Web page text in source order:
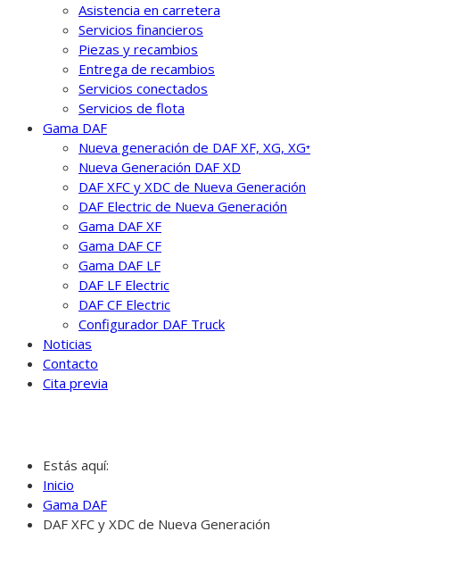
Asistencia en carretera
Servicios financieros
Piezas y recambios
Entrega de recambios
Servicios conectados
Servicios de flota
Gama DAF
Nueva generación de DAF XF, XG, XG⁺
Nueva Generación DAF XD
DAF XFC y XDC de Nueva Generación
DAF Electric de Nueva Generación
Gama DAF XF
Gama DAF CF
Gama DAF LF
DAF LF Electric
DAF CF Electric
Configurador DAF Truck
Noticias
Contacto
Cita previa
Estás aquí:
Inicio
Gama DAF
DAF XFC y XDC de Nueva Generación